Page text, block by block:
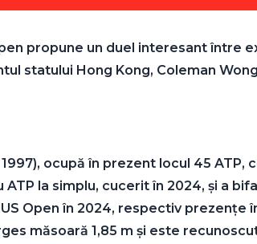
propune un duel interesant între
statului Hong Kong, Coleman
ocupă în prezent locul 45
la simplu, cucerit în 2024, și a
Open în 2024, respectiv prezențe
măsoară 1,85 m și este